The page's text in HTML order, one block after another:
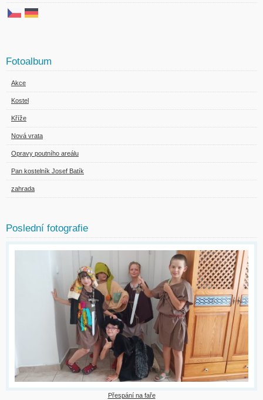
Fotoalbum
Akce
Kostel
Kříže
Nová vrata
Opravy poutního areálu
Pan kostelník Josef Batík
zahrada
Poslední fotografie
Přespání na faře